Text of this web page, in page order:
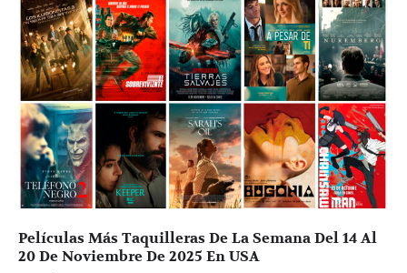
Películas Más Taquilleras De La Semana Del 14 Al
20 De Noviembre De 2025 En USA